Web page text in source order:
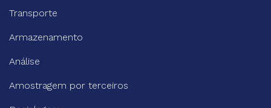
Transporte
Armazenamento
Análise
Amostragem por terceiros